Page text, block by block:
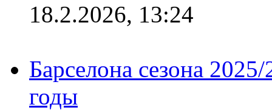
18.2.2026, 13:24
Барселона сезона
годы